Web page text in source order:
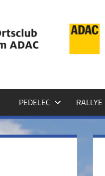
PEDELEC RALLYE